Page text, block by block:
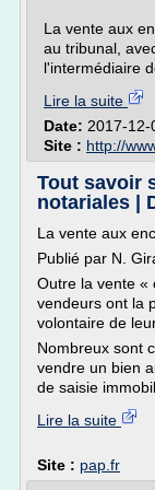
La vente aux
au tribunal,
l'intermédiaire
Lire la suite
Date: 2017-12-
Site : http://
Tout savoir
notariales |
La vente aux
Publié par N.
Outre la vente «
vendeurs ont la
volontaire de
Nombreux sont
vendre un bien
de saisie
Lire la suite
Site : pap.fr